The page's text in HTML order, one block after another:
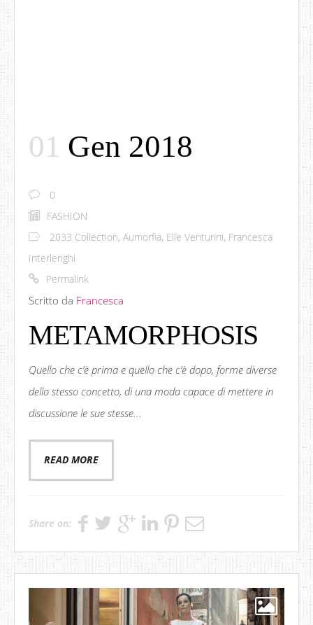
01 Gen 2018
0
FASHION
2033 Collection, Aumorfia, Elle Venturini, Francesca
Interlenghi
Permalink
Scritto da Francesca
METAMORPHOSIS
Quello che c’è prima e quello che c’è dopo, forme diverse
dello stesso concetto, di una moda capace di mettere in
discussione le sue stesse...
READ MORE
Share on: